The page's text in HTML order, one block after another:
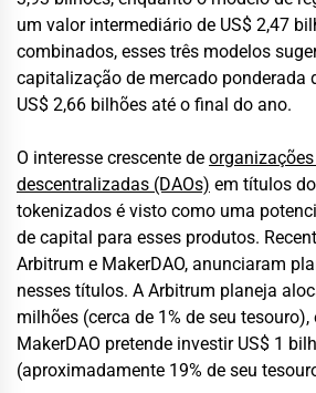
um valor intermediário de US$ 2,47
combinados, esses três modelos
capitalização de mercado ponderada
US$ 2,66 bilhões até o final do ano.
O interesse crescente de
descentralizadas (DAOs) em títulos
tokenizados é visto como uma
de capital para esses produtos.
Arbitrum e MakerDAO, anunciaram
nesses títulos. A Arbitrum planeja
milhões (cerca de 1% de seu
MakerDAO pretende investir US$ 1
(aproximadamente 19% de seu